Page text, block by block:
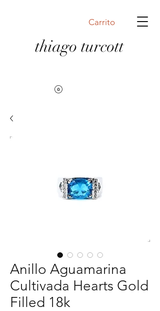
Carrito
thiago turcott
Anillo Aguamarina
Cultivada Hearts Gold
Filled 18k